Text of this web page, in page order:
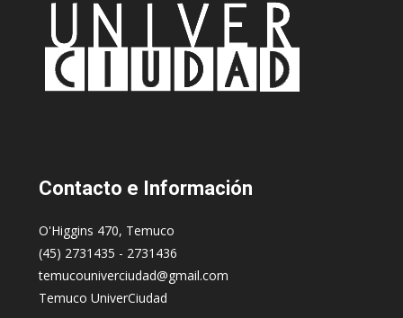
Contacto e Información
O'Higgins 470, Temuco
(45) 2731435 - 2731436
temucouniverciudad@gmail.com
Temuco UniverCiudad